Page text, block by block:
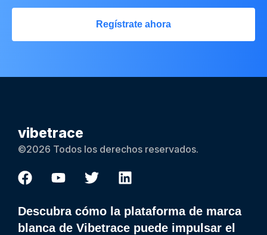
Regístrate ahora
vibetrace
©2026 Todos los derechos reservados.
Descubra cómo la plataforma de marca
blanca de Vibetrace puede impulsar el